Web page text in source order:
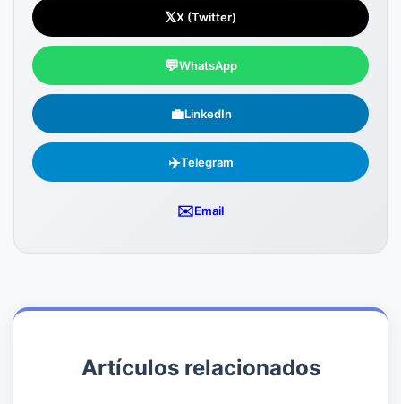
𝕏X (Twitter)
💬WhatsApp
💼LinkedIn
✈️Telegram
✉️Email
Artículos relacionados